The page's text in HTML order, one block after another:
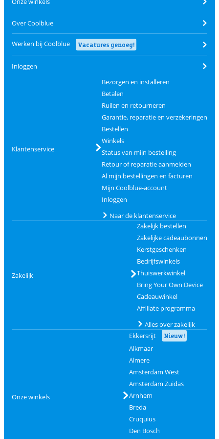
Over Coolblue
Werken bij Coolblue Vacatures genoeg!
Inloggen
Klantenservice
Bezorgen en installeren
Betalen
Ruilen en retourneren
Garantie, reparatie en verzekeringen
Bestellen
Winkels
Status van mijn bestelling
Retour of reparatie aanmelden
Al mijn bestellingen en facturen
Mijn Coolblue-account
Inloggen
Naar de klantenservice
Zakelijk
Zakelijk bestellen
Zakelijke cadeaubonnen
Kerstgeschenken
Bedrijfswinkels
Thuiswerkwinkel
Bring Your Own Device
Cadeauwinkel
Affiliate programma
Alles over zakelijk
Onze winkels
Ekkersrijt Nieuw!
Alkmaar
Almere
Amsterdam West
Amsterdam Zuidas
Arnhem
Breda
Cruquius
Den Bosch